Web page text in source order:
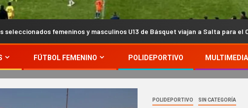
y masculinos U13 de Básquet viajan a Salta para el Campeonato
FÚTBOL FEMENINO POLIDEPORTIVO MULTIMEDIA
POLIDEPORTIVO SIN CATEGORÍA